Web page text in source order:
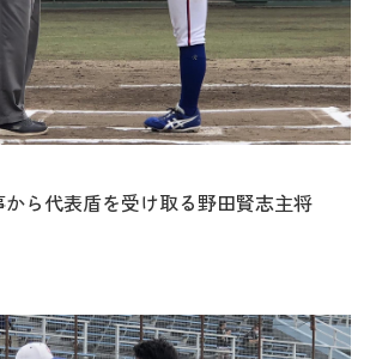
ら代表盾を受け取る野田賢志主将